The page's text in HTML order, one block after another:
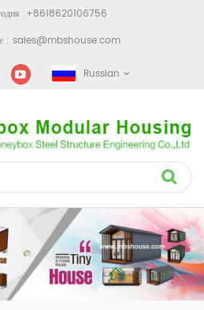
:+8618620106756
: sales@mbshouse.com
Russian